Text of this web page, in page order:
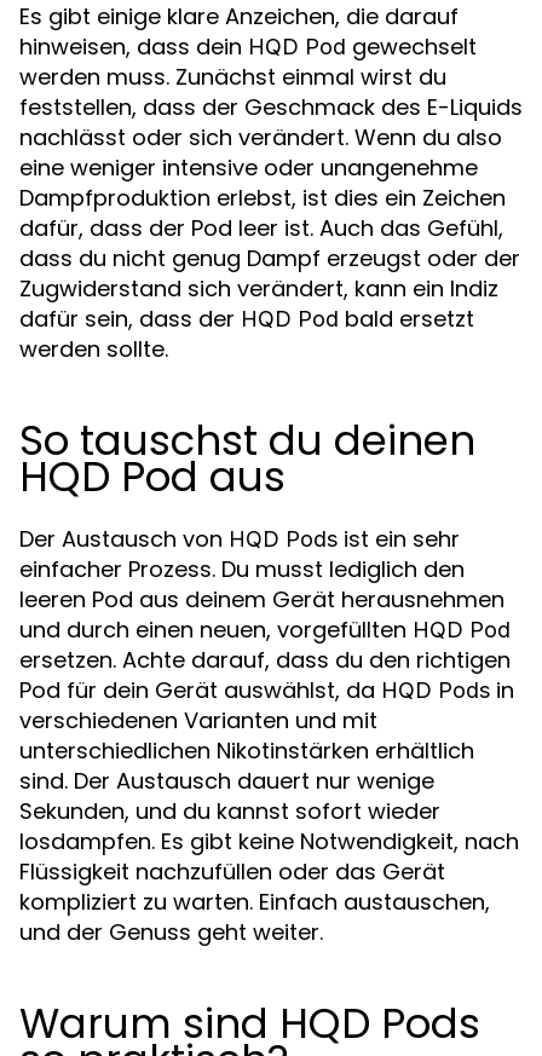
Es gibt einige klare Anzeichen, die darauf
hinweisen, dass dein HQD Pod gewechselt
werden muss. Zunächst einmal wirst du
feststellen, dass der Geschmack des E-Liquids
nachlässt oder sich verändert. Wenn du also
eine weniger intensive oder unangenehme
Dampfproduktion erlebst, ist dies ein Zeichen
dafür, dass der Pod leer ist. Auch das Gefühl,
dass du nicht genug Dampf erzeugst oder der
Zugwiderstand sich verändert, kann ein Indiz
dafür sein, dass der HQD Pod bald ersetzt
werden sollte.
So tauschst du deinen
HQD Pod aus
Der Austausch von HQD Pods ist ein sehr
einfacher Prozess. Du musst lediglich den
leeren Pod aus deinem Gerät herausnehmen
und durch einen neuen, vorgefüllten HQD Pod
ersetzen. Achte darauf, dass du den richtigen
Pod für dein Gerät auswählst, da HQD Pods in
verschiedenen Varianten und mit
unterschiedlichen Nikotinstärken erhältlich
sind. Der Austausch dauert nur wenige
Sekunden, und du kannst sofort wieder
losdampfen. Es gibt keine Notwendigkeit, nach
Flüssigkeit nachzufüllen oder das Gerät
kompliziert zu warten. Einfach austauschen,
und der Genuss geht weiter.
Warum sind HQD Pods